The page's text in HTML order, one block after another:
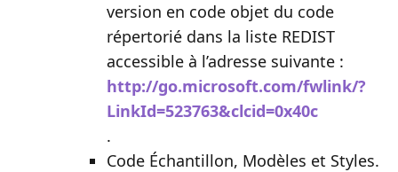
version en code objet du code
répertorié dans la liste REDIST
accessible à l’adresse suivante :
http://go.microsoft.com/fwlink/?
LinkId=523763&clcid=0x40c
.
Code Échantillon, Modèles et Styles.